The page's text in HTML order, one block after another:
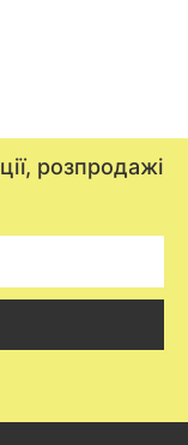
розпродажі